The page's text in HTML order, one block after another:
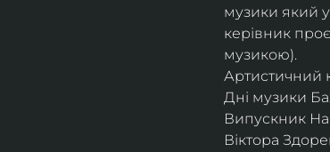
музики який
керівник
музикою).
Артистичний
Дні музики
Випускник
Віктора